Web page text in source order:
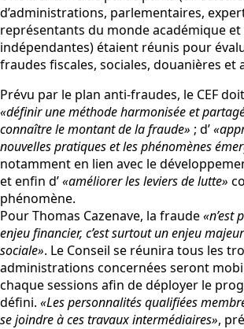
d’administrations, parlementaires,
représentants du monde académique et
indépendantes) étaient réunis pour
fraudes fiscales, sociales, douanières et
Prévu par le plan anti-fraudes, le CEF
«définir une méthode harmonisée et
connaître le montant de la fraude» ; d’
nouvelles pratiques et les phénomènes
notamment en lien avec le
et enfin d’«améliorer les leviers de lutte»
phénomène.
Pour Thomas Cazenave, la fraude«n’est
enjeu financier, c’est surtout un enjeu
sociale». Le Conseil se réunira tous les
administrations concernées seront
chaque sessions afin de déployer le
défini. «Les personnalités qualifiées
se joindre à ces travaux intermédiaires»,